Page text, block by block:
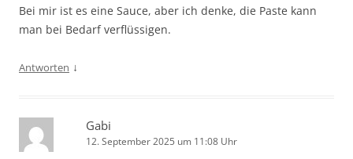
Bei mir ist es eine Sauce, aber ich denke, die Paste kann
man bei Bedarf verflüssigen.
Antworten ↓
Gabi
12. September 2025 um 11:08 Uhr